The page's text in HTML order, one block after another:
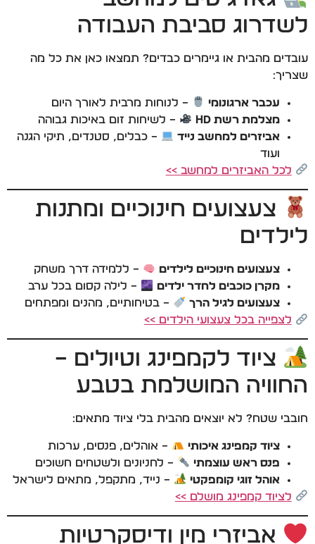
לשדרוג סביבת העבודה
עובדים מהבית או גיימרים כבדים? תמצאו כאן את כל מה
שצריך:
עכבר ארגונומי
– לנוחות מרבית לאורך היום
מצלמת רשת HD
– לשיחות זום באיכות גבוהה
אביזרים למחשב נייד
– כבלים, סטנדים, תיקי הגנה
ועוד
לכל האביזרים למחשב >>
צעצועים חינוכיים ומתנות
לילדים
צעצועים חינוכיים לילדים
– ללמידה דרך משחק
מקרן כוכבים לחדר ילדים
– לילה קסום בכל ערב
צעצועים לגיל הרך
– בטיחותיים, מהנים ומפתחים
לצפייה בכל צעצועי הילדים >>
ציוד לקמפינג וטיולים –
החוויה המושלמת בטבע
חובבי שטח? לא יוצאים מהבית בלי ציוד מתאים:
ציוד קמפינג איכותי
– אוהלים, פנסים, ערכות
פנס ראש עוצמתי
– לחניונים ולשטחים חשוכים
אוהל זוגי קומפקטי
– נייד, מתקפל, מתאים לישראל
לציוד קמפינג מושלם >>
אביזרי מין ודיסקרטיות